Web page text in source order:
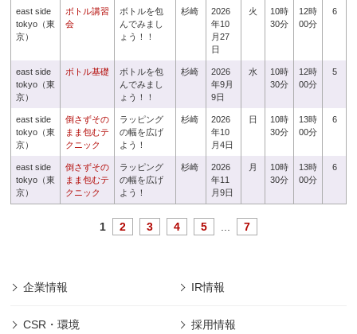
east side
tokyo（東
京）
ボトル講習
会
ボトルを包
んでみまし
ょう！！
杉崎
2026
年10
月27
日
火
10時
30分
12時
00分
6
east side
tokyo（東
京）
ボトル基礎
ボトルを包
んでみまし
ょう！！
杉崎
2026
年9月
9日
水
10時
30分
12時
00分
5
east side
tokyo（東
京）
倒さずその
まま包むテ
クニック
ラッピング
の幅を広げ
よう！
杉崎
2026
年10
月4日
日
10時
30分
13時
00分
6
east side
tokyo（東
京）
倒さずその
まま包むテ
クニック
ラッピング
の幅を広げ
よう！
杉崎
2026
年11
月9日
月
10時
30分
13時
00分
6
1 2 3 4 5 7
企業情報 IR情報
CSR・環境 採用情報